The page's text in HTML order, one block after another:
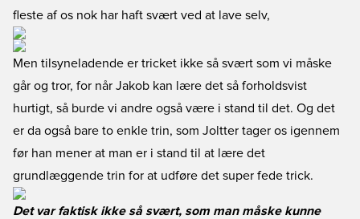
fleste af os nok har haft svært ved at lave selv,
Men tilsyneladende er tricket ikke så svært som vi måske
går og tror, for når Jakob kan lære det så forholdsvist
hurtigt, så burde vi andre også være i stand til det. Og det
er da også bare to enkle trin, som Joltter tager os igennem
før han mener at man er i stand til at lære det
grundlæggende trin for at udføre det super fede trick.
Det var faktisk ikke så svært, som man måske kunne